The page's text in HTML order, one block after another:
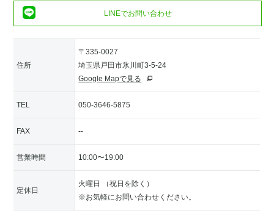
LINEでお問い合わせ
住所
〒335-0027
埼玉県戸田市氷川町3-5-24
Google Mapで見る
TEL 050-3646-5875
FAX --
営業時間 10:00〜19:00
定休日
火曜日 （祝日を除く）
※お気軽にお問い合わせください。